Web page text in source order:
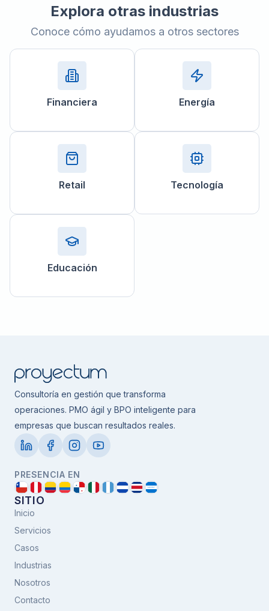
Explora otras industrias
Conoce cómo ayudamos a otros sectores
Financiera Energía
Retail Tecnología
Educación
Consultoría en gestión que transforma
operaciones. PMO ágil y BPO inteligente para
empresas que buscan resultados reales.
PRESENCIA EN
SITIO
Inicio
Servicios
Casos
Industrias
Nosotros
Contacto